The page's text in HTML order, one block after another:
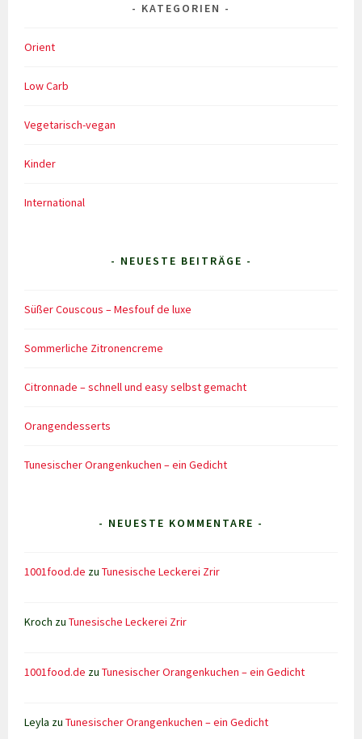
KATEGORIEN
Orient
Low Carb
Vegetarisch-vegan
Kinder
International
- NEUESTE BEITRÄGE -
Süßer Couscous – Mesfouf de luxe
Sommerliche Zitronencreme
Citronnade – schnell und easy selbst gemacht
Orangendesserts
Tunesischer Orangenkuchen – ein Gedicht
- NEUESTE KOMMENTARE -
1001food.de zuTunesische Leckerei Zrir
Kroch zuTunesische Leckerei Zrir
1001food.de zuTunesischer Orangenkuchen – ein Gedicht
Leyla zuTunesischer Orangenkuchen – ein Gedicht